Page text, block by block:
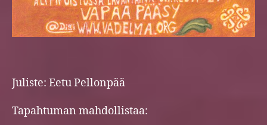
Juliste: Eetu Pellonpää
Tapahtuman mahdollistaa: